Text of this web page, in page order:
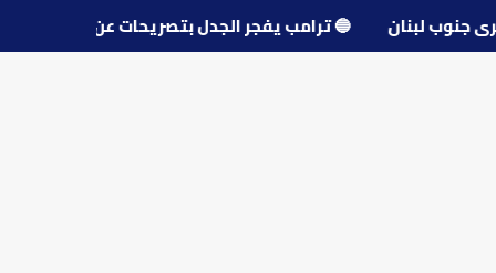
قرى جنوب لبنان 🔵ترامب يفجر الجدل بتصريحات عن